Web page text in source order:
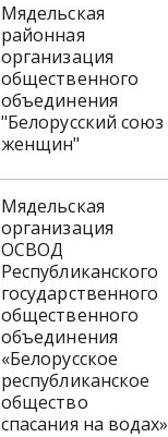
Мядельская
районная
организация
общественного
объединения
"Белорусский союз
женщин"
Мядельская
организация
ОСВОД
Республиканского
государственного
общественного
объединения
«Белорусское
республиканское
общество
спасания на водах»